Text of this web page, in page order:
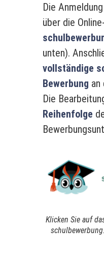
Die
über die
unten).
vollständige
Bewerbung an
Die
Reihenfolge
Klicken Sie auf